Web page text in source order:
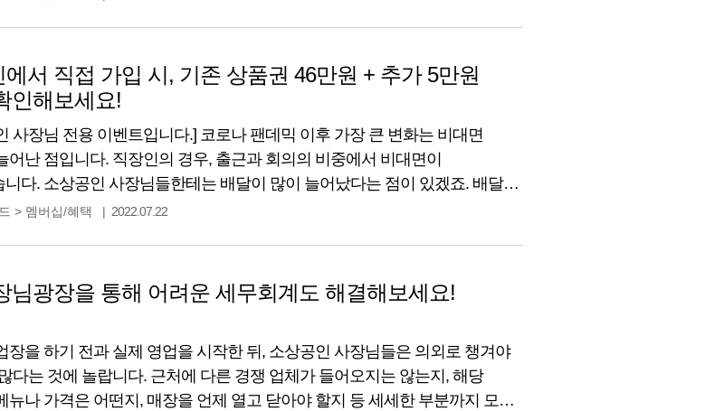
가요?
에서 직접 가입 시, 기존 상품권 46만원 + 추가 5만원
인해보세요!
사장님 전용 이벤트입니다.] 코로나 팬데믹 이후 가장 큰 변화는 비대면
어난 점입니다. 직장인의 경우, 출근과 회의의 비중에서 비대면이
니다. 소상공인 사장님들한테는 배달이 많이 늘어났다는 점이 있겠죠. 배달을
문 앞에 놓아달라는 요청이 많기도 합니다. 최근에는 고관여의 제품들도
> 멤버십/혜택 2022.07.22
님광장을 통해 어려운 세무회계도 해결해보세요!
장을 하기 전과 실제 영업을 시작한 뒤, 소상공인 사장님들은 의외로 챙겨야
다는 것에 놀랍니다. 근처에 다른 경쟁 업체가 들어오지는 않는지, 해당
뉴나 가격은 어떤지, 매장을 언제 열고 닫아야 할지 등 세세한 부분까지 모두